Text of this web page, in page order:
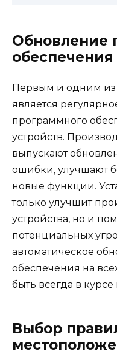
Обновление
обеспечения
Первым и одним из
является
программного
устройств.
выпускают
ошибки, улучшают
новые функции.
только улучшит
устройства, но и
потенциальных
автоматическое
обеспечения на
быть всегда в
Выбор